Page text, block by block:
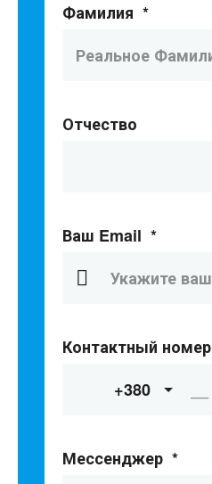
Фамилия *
Отчество
Ваш Email *
Контактный номер
+380
Мессенджер *